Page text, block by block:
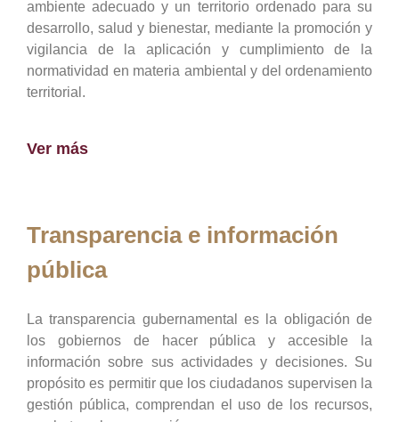
ambiente adecuado y un territorio ordenado para su
desarrollo, salud y bienestar, mediante la promoción y
vigilancia de la aplicación y cumplimiento de la
normatividad en materia ambiental y del ordenamiento
territorial.
Ver más
Transparencia e información
pública
La transparencia gubernamental es la obligación de
los gobiernos de hacer pública y accesible la
información sobre sus actividades y decisiones. Su
propósito es permitir que los ciudadanos supervisen la
gestión pública, comprendan el uso de los recursos,